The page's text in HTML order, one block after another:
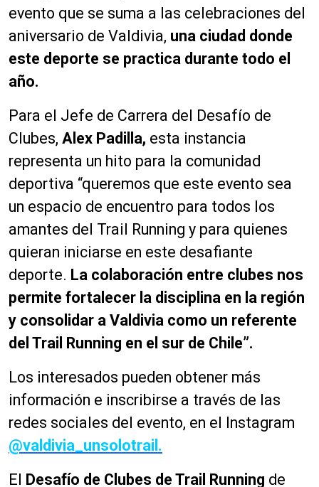
evento que se suma a las celebraciones del
aniversario de Valdivia, una ciudad donde
este deporte se practica durante todo el
año.
Para el Jefe de Carrera del Desafío de
Clubes, Alex Padilla, esta instancia
representa un hito para la comunidad
deportiva “queremos que este evento sea
un espacio de encuentro para todos los
amantes del Trail Running y para quienes
quieran iniciarse en este desafiante
deporte. La colaboración entre clubes nos
permite fortalecer la disciplina en la región
y consolidar a Valdivia como un referente
del Trail Running en el sur de Chile”.
Los interesados pueden obtener más
información e inscribirse a través de las
redes sociales del evento, en el Instagram
@valdivia_unsolotrail.
El Desafío de Clubes de Trail Running de